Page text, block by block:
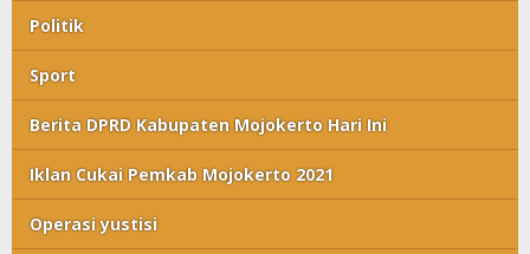
Politik
Sport
Berita DPRD Kabupaten Mojokerto Hari Ini
Iklan Cukai Pemkab Mojokerto 2021
Operasi yustisi